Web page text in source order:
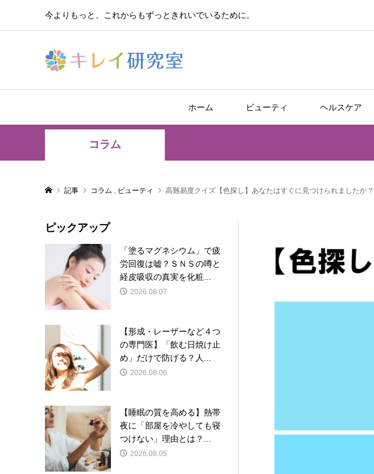
今よりもっと、これからもずっときれいでいるために。
ホーム ビューティ ヘルスケア
コラム
記事 コラム ビューティ 高難易度クイズ【色探し】あなたはすぐに見つけられましたか
ピックアップ
「塗るマグネシウム」で疲
労回復は嘘？ＳＮＳの噂と
経皮吸収の真実を化粧...
2026.08.07
【形成・レーザーなど４つ
の専門医】「飲む日焼け止
め」だけで防げる？人...
2026.08.06
【睡眠の質を高める】熱帯
夜に「部屋を冷やしても寝
つけない」理由とは？...
2026.08.05